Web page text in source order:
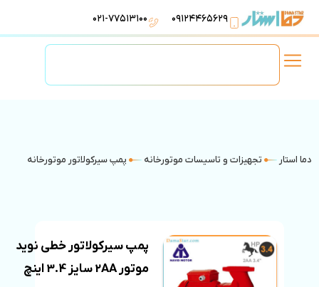
۰۹۱۲۴۴۶۵۶۲۹ ۰۲۱-۷۷۵۱۳۱۰۰
دما استار تجهیزات و تاسیسات موتورخانه پمپ سیرکولاتور موتورخانه
پمپ سیرکولاتور خطی نوید
موتور 2AA سایز 3.4 اینچ